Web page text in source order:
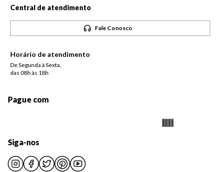
Central de atendimento
Fale Conosco
Horário de atendimento
De Segunda à Sexta,
das 08h às 18h
Pague com
Siga-nos